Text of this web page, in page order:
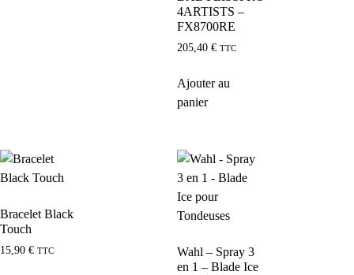
4ARTISTS –
FX8700RE
205,40 € TTC
Ajouter au
panier
Bracelet Black
Touch
15,90 € TTC
Wahl – Spray 3
en 1 – Blade Ice